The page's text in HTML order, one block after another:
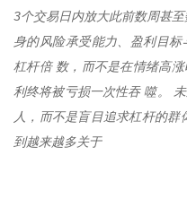
3个交易日内放大此前数周甚
身的风险承受能力、盈利目
杠杆倍 数，而不是在情绪高
利终将被亏损一次性吞 噬。
人，而不是盲目追求杠杆的
到越来越多关于